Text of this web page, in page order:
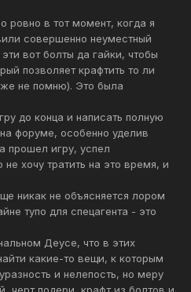
ровно в тот момент, когда я
совершенно неуместный
вот болты да гайки, чтобы
позволяет крафтить то ли
не помню). Это была
до конца и написать полную
форуме, особенно уделив
прошел игру, успел
хочу тратить на это время, и
никак не объясняется лором
тупо для спецагента - это
Деусе, что в этих
какие-то вещи, к которым
и нелепость, но меру